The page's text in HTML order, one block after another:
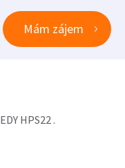
Mám zájem
HPS22 .